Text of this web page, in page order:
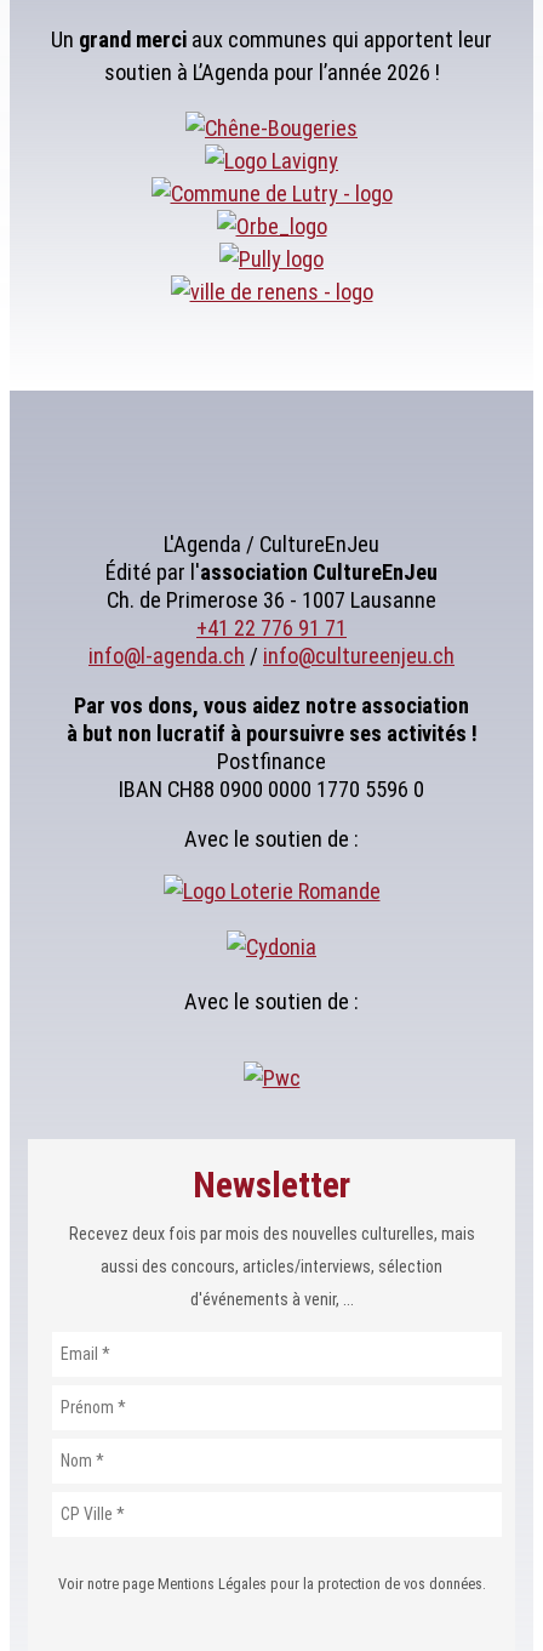
Un grand merci aux communes qui apportent leur
soutien à L’Agenda pour l’année 2026 !
L'Agenda / CultureEnJeu
Édité par l'association CultureEnJeu
Ch. de Primerose 36 - 1007 Lausanne
+41 22 776 91 71
info@l-agenda.ch / info@cultureenjeu.ch
Par vos dons, vous aidez notre association
à but non lucratif à poursuivre ses activités !
Postfinance
IBAN CH88 0900 0000 1770 5596 0
Avec le soutien de :
Avec le soutien de :
Newsletter
Recevez deux fois par mois des nouvelles culturelles, mais
aussi des concours, articles/interviews, sélection
d'événements à venir, ...
Voir notre page Mentions Légales pour la protection de vos données.